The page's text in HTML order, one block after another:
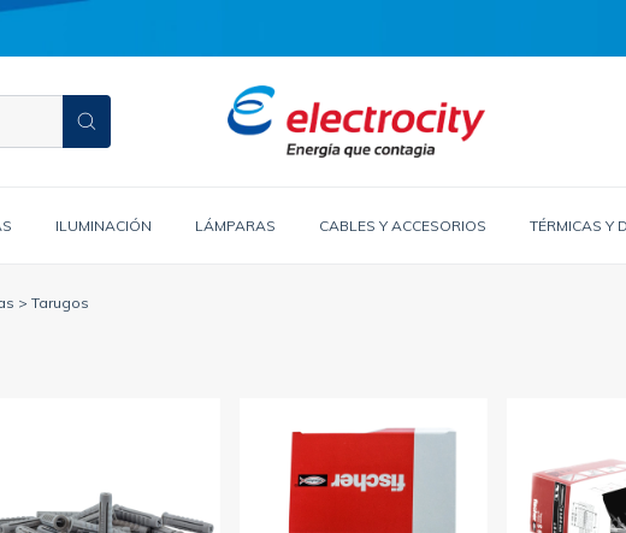
ILUMINACIÓN LÁMPARAS CABLES Y ACCESORIOS TÉRMICAS Y
> Tarugos